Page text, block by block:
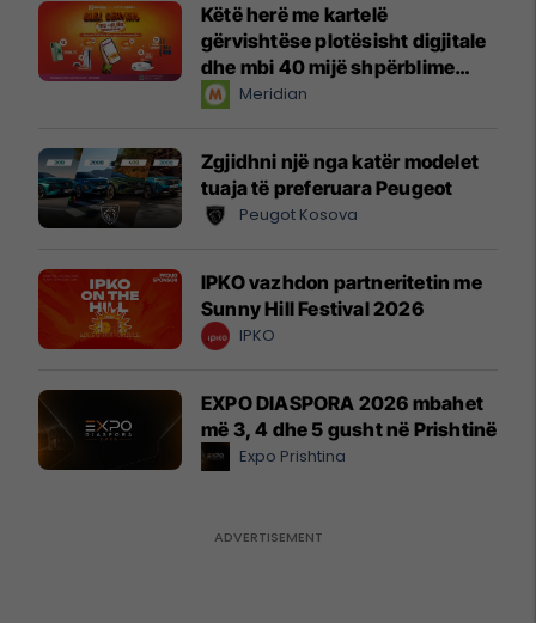
Këtë herë me kartelë
gërvishtëse plotësisht digjitale
dhe mbi 40 mijë shpërblime
instant!Meridian
Zgjidhni një nga katër modelet
tuaja të preferuara Peugeot
Peugot Kosova
IPKO vazhdon partneritetin me
Sunny Hill Festival 2026
IPKO
EXPO DIASPORA 2026 mbahet
më 3, 4 dhe 5 gusht në Prishtinë
Expo Prishtina